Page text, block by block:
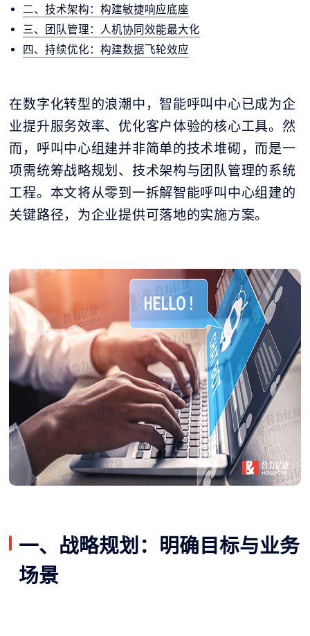
二、技术架构：构建敏捷响应底座
三、团队管理：人机协同效能最大化
四、持续优化：构建数据飞轮效应
在数字化转型的浪潮中，智能呼叫中心已成为企
业提升服务效率、优化客户体验的核心工具。然
而，呼叫中心组建并非简单的技术堆砌，而是一
项需统筹战略规划、技术架构与团队管理的系统
工程。本文将从零到一拆解智能呼叫中心组建的
关键路径，为企业提供可落地的实施方案。
一、战略规划：明确目标与业务
场景